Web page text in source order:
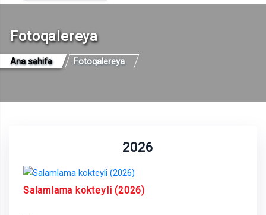
Fotoqalereya
Ana səhifə Fotoqalereya
2026
Salamlama kokteyli (2026)